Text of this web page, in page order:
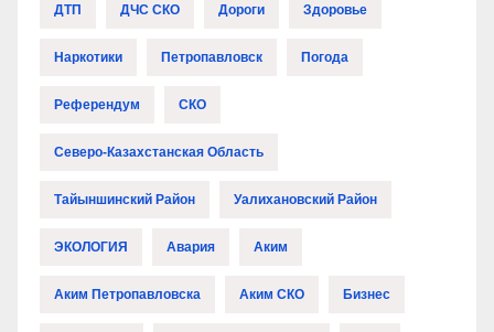
ДТП ДЧС СКО Дороги Здоровье
Наркотики Петропавловск Погода
Референдум СКО
Северо-Казахстанская Область
Тайыншинский Район Уалихановский Район
ЭКОЛОГИЯ Авария Аким
Аким Петропавловска Аким СКО Бизнес